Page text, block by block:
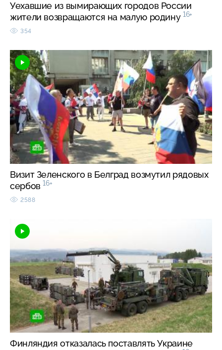
Уехавшие из вымирающих городов России
жители возвращаются на малую родину 16+
354
Визит Зеленского в Белград возмутил рядовых
сербов 16+
2588
Финляндия отказалась поставлять Украине